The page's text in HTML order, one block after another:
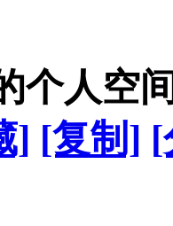
个人空
] [复制] [